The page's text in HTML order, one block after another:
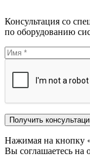
Консультация со
по оборудованию
Нажимая на кнопку
Вы соглашаетесь на